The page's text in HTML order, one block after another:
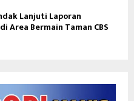
Lanjuti Laporan
Area Bermain Taman CBS